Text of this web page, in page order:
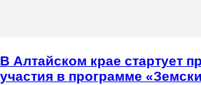
В Алтайском крае стартует
участия в программе